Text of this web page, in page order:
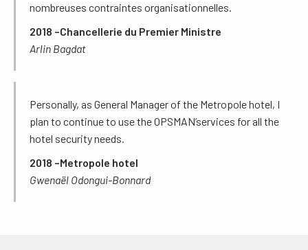
nombreuses contraintes organisationnelles.
2018 –Chancellerie du Premier Ministre
Arlin Bagdat
Personally, as General Manager of the Metropole hotel, I
plan to continue to use the OPSMAN’services for all the
hotel security needs.
2018 –Metropole hotel
Gwenaël Odongui-Bonnard